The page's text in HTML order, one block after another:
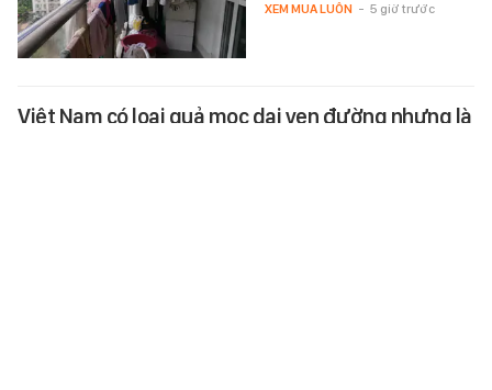
XEM MUA LUÔN - 5 giờ trước
Việt Nam có loại quả mọc dại ven đường nhưng là